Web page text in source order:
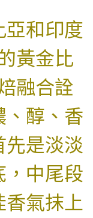
亞和印度
黃金比
融合詮
、醇、香
先是淡淡
，中尾段
香氣抹上